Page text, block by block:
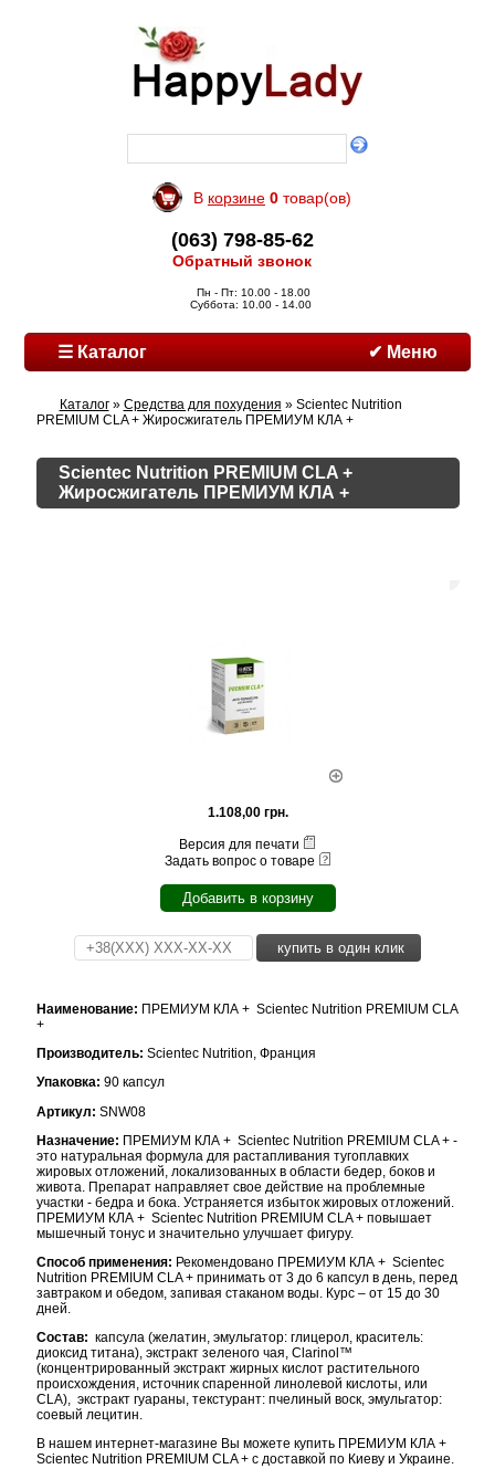
В корзине 0 товар(ов)
(063) 798-85-62
Обратный звонок
Пн - Пт: 10.00 - 18.00
Суббота: 10.00 - 14.00
☰ Каталог ✔ Меню
Каталог» Средства для похудения » Scientec Nutrition
PREMIUM CLA + Жиросжигатель ПРЕМИУМ КЛА +
Scientec Nutrition PREMIUM CLA +
Жиросжигатель ПРЕМИУМ КЛА +
1.108,00 грн.
Версия для печати
Задать вопрос о товаре
Добавить в корзину
купить в один клик
Наименование: ПРЕМИУМ КЛА + Scientec Nutrition PREMIUM CLA
+
Производитель: Scientec Nutrition, Франция
Упаковка: 90 капсул
Артикул: SNW08
Назначение: ПРЕМИУМ КЛА + Scientec Nutrition PREMIUM CLA + -
это натуральная формула для растапливания тугоплавких
жировых отложений, локализованных в области бедер, боков и
живота. Препарат направляет свое действие на проблемные
участки - бедра и бока. Устраняется избыток жировых отложений.
ПРЕМИУМ КЛА + Scientec Nutrition PREMIUM CLA + повышает
мышечный тонус и значительно улучшает фигуру.
Способ применения: Рекомендовано ПРЕМИУМ КЛА + Scientec
Nutrition PREMIUM CLA + принимать от 3 до 6 капсул в день, перед
завтраком и обедом, запивая стаканом воды. Курс – от 15 до 30
дней.
Состав: капсула (желатин, эмульгатор: глицерол, краситель:
диоксид титана), экстракт зеленого чая, Clarinol™
(концентрированный экстракт жирных кислот растительного
происхождения, источник спаренной линолевой кислоты, или
CLA), экстракт гуараны, текстурант: пчелиный воск, эмульгатор:
соевый лецитин.
В нашем интернет-магазине Вы можете купить ПРЕМИУМ КЛА +
Scientec Nutrition PREMIUM CLA + с доставкой по Киеву и Украине.